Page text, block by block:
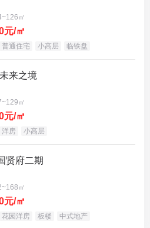
年最新变化的事：
左右了
层洋房，总计414户，容积
见的低密纯洋房社区。
堪称极致的得房率。
与阳台无缘（没批）
送，硬是把得房率做到了8
更是达到了惊人的93%。
实际使用面积接近92㎡，几
㎡
元/㎡
普通住宅 小高层 临铁盘
来之境
㎡
元/㎡
洋房 小高层
贤府二期
㎡
元/㎡
花园洋房 板楼 中式地产